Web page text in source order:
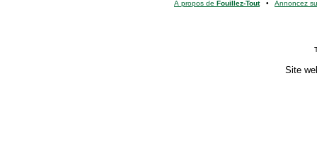
À propos de Fouillez-Tout• Annoncez
Site